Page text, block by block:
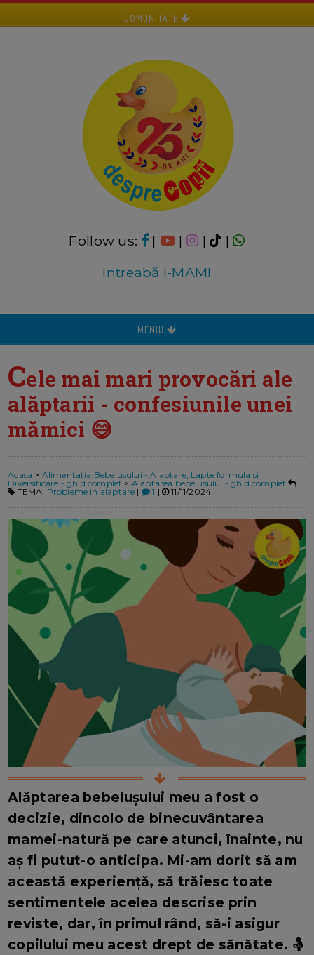
COMUNITATE
Follow us: | | |
|
Intreabă I-MAMI
MENIU
Cele mai mari provocări ale
alăptarii - confesiunile unei
mămici 😅
Acasa > Alimentatia Bebelusului - Alaptare, Lapte formula si
Diversificare - ghid complet > Alaptarea bebelusului - ghid complet
TEMA: Probleme in alaptare | 1 | 11/11/2024
Alăptarea bebelușului meu a fost o
decizie, dincolo de binecuvântarea
mamei-natură pe care atunci, înainte, nu
aș fi putut-o anticipa. Mi-am dorit să am
această experiență, să trăiesc toate
sentimentele acelea descrise prin
reviste, dar, în primul rând, să-i asigur
copilului meu acest drept de sănătate. 🤱